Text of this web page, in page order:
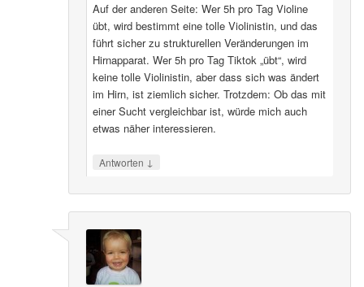
Auf der anderen Seite: Wer 5h pro Tag Violine
übt, wird bestimmt eine tolle Violinistin, und das
führt sicher zu strukturellen Veränderungen im
Hirnapparat. Wer 5h pro Tag Tiktok „übt“, wird
keine tolle Violinistin, aber dass sich was ändert
im Hirn, ist ziemlich sicher. Trotzdem: Ob das mit
einer Sucht vergleichbar ist, würde mich auch
etwas näher interessieren.
Antworten ↓